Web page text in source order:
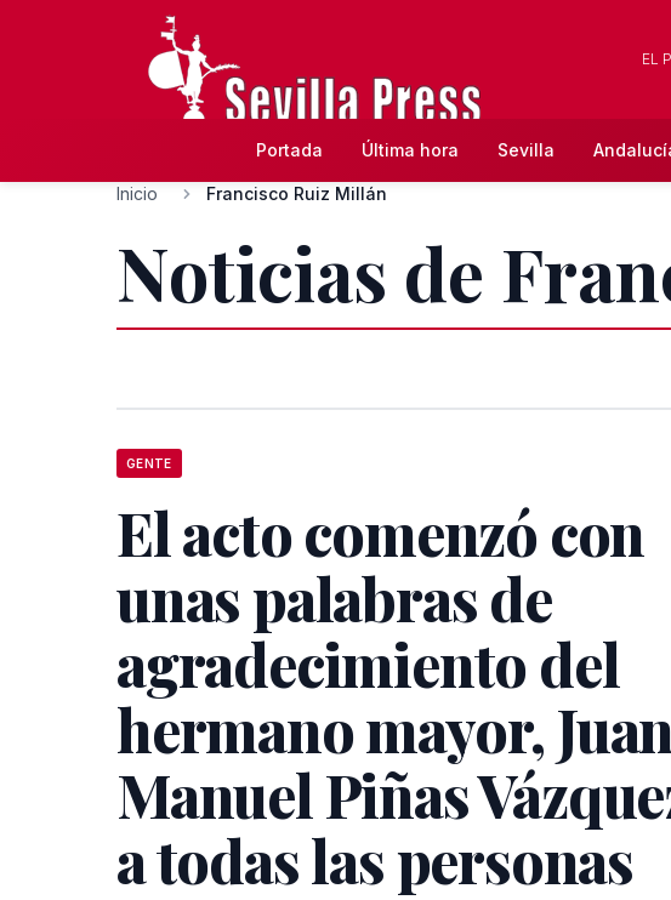
EL
Portada Última hora Sevilla
Inicio Francisco Ruiz Millán
Noticias de
GENTE
El acto comenzó con
unas palabras de
agradecimiento del
hermano mayor, Juan
Manuel Piñas
a todas las personas